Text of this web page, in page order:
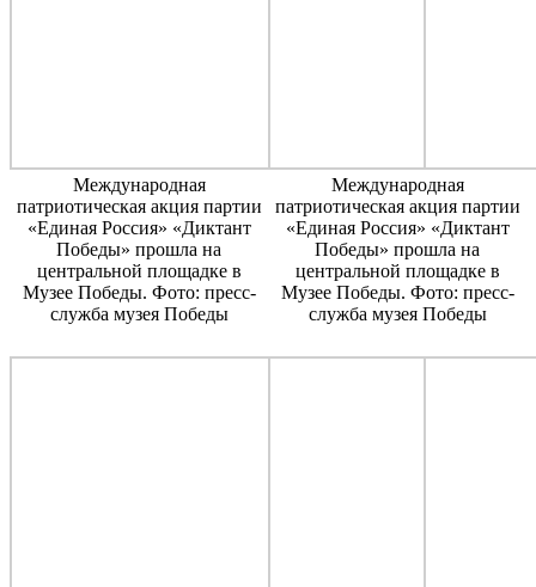
Международная
патриотическая акция партии
«Единая Россия» «Диктант
Победы» прошла на
центральной площадке в
Музее Победы. Фото: пресс-
служба музея Победы
Международная
патриотическая акция партии
«Единая Россия» «Диктант
Победы» прошла на
центральной площадке в
Музее Победы. Фото: пресс-
служба музея Победы